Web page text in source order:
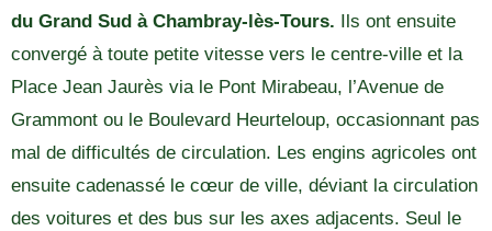
du Grand Sud à Chambray-lès-Tours. Ils ont ensuite
convergé à toute petite vitesse vers le centre-ville et la
Place Jean Jaurès via le Pont Mirabeau, l’Avenue de
Grammont ou le Boulevard Heurteloup, occasionnant pas
mal de difficultés de circulation. Les engins agricoles ont
ensuite cadenassé le cœur de ville, déviant la circulation
des voitures et des bus sur les axes adjacents. Seul le